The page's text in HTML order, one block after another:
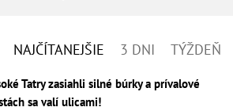
NAJČÍTANEJŠIE 3 DNI TÝŽDEŇ
Tatry zasiahli silné búrky a prívalové
sa valí ulicami!